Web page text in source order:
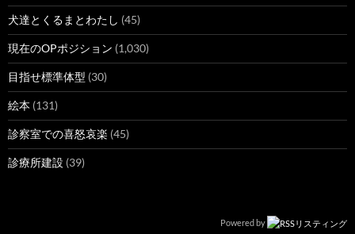
犬達とくるまとわたし (45)
現在のOPポジション (1,030)
目指せ標準体型 (30)
絵本 (131)
診察室での喜怒哀楽 (45)
診療所建設 (39)
Powered by